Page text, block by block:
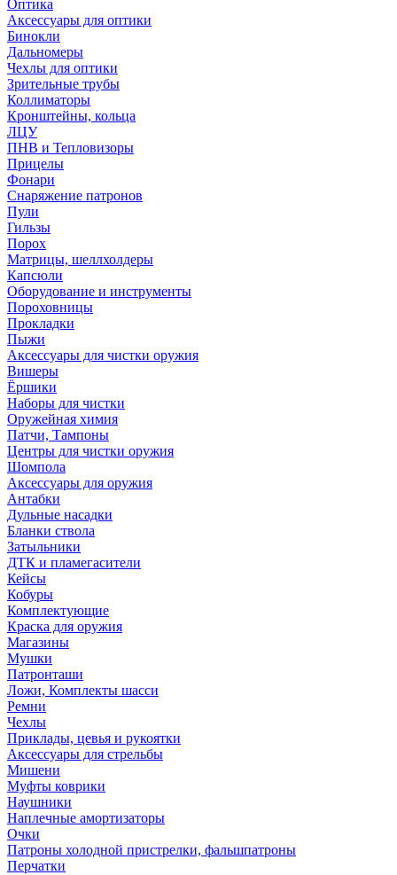
Оптика
Аксессуары для оптики
Бинокли
Дальномеры
Чехлы для оптики
Зрительные трубы
Коллиматоры
Кронштейны, кольца
ЛЦУ
ПНВ и Тепловизоры
Прицелы
Фонари
Снаряжение патронов
Пули
Гильзы
Порох
Матрицы, шеллхолдеры
Капсюли
Оборудование и инструменты
Пороховницы
Прокладки
Пыжи
Аксессуары для чистки оружия
Вишеры
Ёршики
Наборы для чистки
Оружейная химия
Патчи, Тампоны
Центры для чистки оружия
Шомпола
Аксессуары для оружия
Антабки
Дульные насадки
Бланки ствола
Затыльники
ДТК и пламегасители
Кейсы
Кобуры
Комплектующие
Краска для оружия
Магазины
Мушки
Патронташи
Ложи, Комплекты шасси
Ремни
Чехлы
Приклады, цевья и рукоятки
Аксессуары для стрельбы
Мишени
Муфты коврики
Наушники
Наплечные амортизаторы
Очки
Патроны холодной пристрелки, фальшпатроны
Перчатки